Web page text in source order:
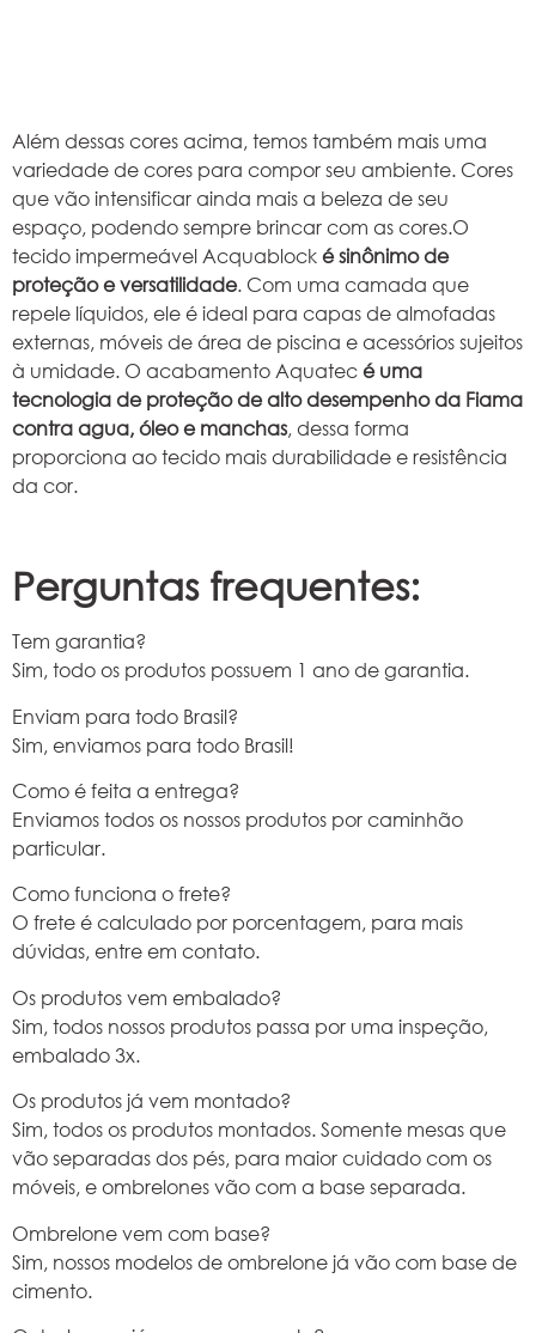
Além dessas cores acima, temos também mais uma
variedade de cores para compor seu ambiente. Cores
que vão intensificar ainda mais a beleza de seu
espaço, podendo sempre brincar com as cores.O
tecido impermeável Acquablocké sinônimo de
proteção e versatilidade. Com uma camada que
repele líquidos, ele é ideal para capas de almofadas
externas, móveis de área de piscina e acessórios sujeitos
à umidade. O acabamento Aquatecé uma
tecnologia de proteção de alto desempenho da Fiama
contra agua, óleo e manchas, dessa forma
proporciona ao tecido mais durabilidade e resistência
da cor.
Perguntas frequentes:
Tem garantia?
Sim, todo os produtos possuem 1 ano de garantia.
Enviam para todo Brasil?
Sim, enviamos para todo Brasil!
Como é feita a entrega?
Enviamos todos os nossos produtos por caminhão
particular.
Como funciona o frete?
O frete é calculado por porcentagem, para mais
dúvidas, entre em contato.
Os produtos vem embalado?
Sim, todos nossos produtos passa por uma inspeção,
embalado 3x.
Os produtos já vem montado?
Sim, todos os produtos montados. Somente mesas que
vão separadas dos pés, para maior cuidado com os
móveis, e ombrelones vão com a base separada.
Ombrelone vem com base?
Sim, nossos modelos de ombrelone já vão com base de
cimento.